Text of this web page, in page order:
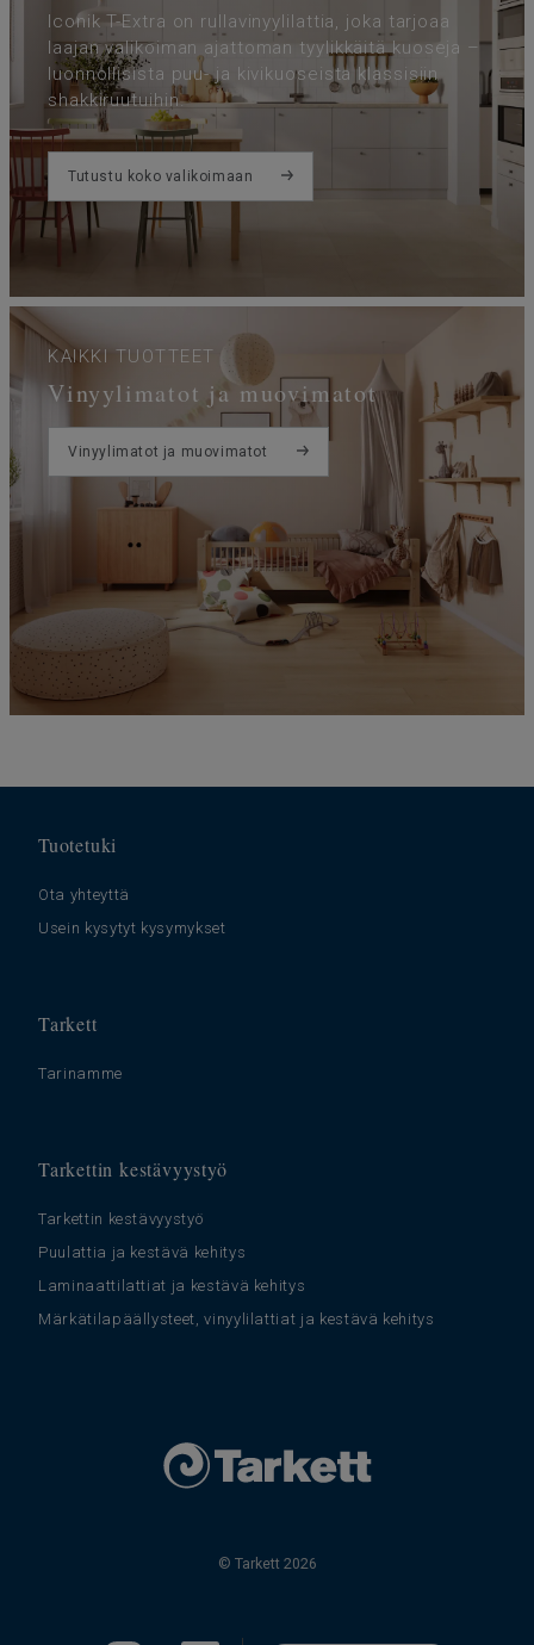
Askeläänen parannusarvo -
∆Lw
16
Iconik T-Extra on rullavinyylilattia, joka tarjoaa
laajan valikoiman ajattoman tyylikkäitä kuoseja –
luonnollisista puu- ja kivikuoseista klassisiin
shakkiruutuihin.
Tutustu koko valikoimaan
KAIKKI TUOTTEET
Vinyylimatot ja muovimatot
Vinyylimatot ja muovimatot
Tuotetuki
Ota yhteyttä
Usein kysytyt kysymykset
Tarkett
Tarinamme
Tarkettin kestävyystyö
Tarkettin kestävyystyö
Puulattia ja kestävä kehitys
Laminaattilattiat ja kestävä kehitys
Märkätilapäällysteet, vinyylilattiat ja kestävä kehitys
© Tarkett 2026